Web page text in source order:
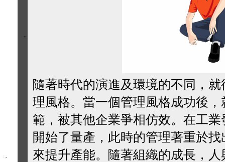
隨著時代的演進及環境的不同，
理風格。當一個管理風格成功後
範，被其他企業爭相仿效。在工
開始了量產，此時的管理著重於
來提升產能。隨著組織的成長，